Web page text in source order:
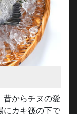
昔からチヌの愛
にカキ筏の下で